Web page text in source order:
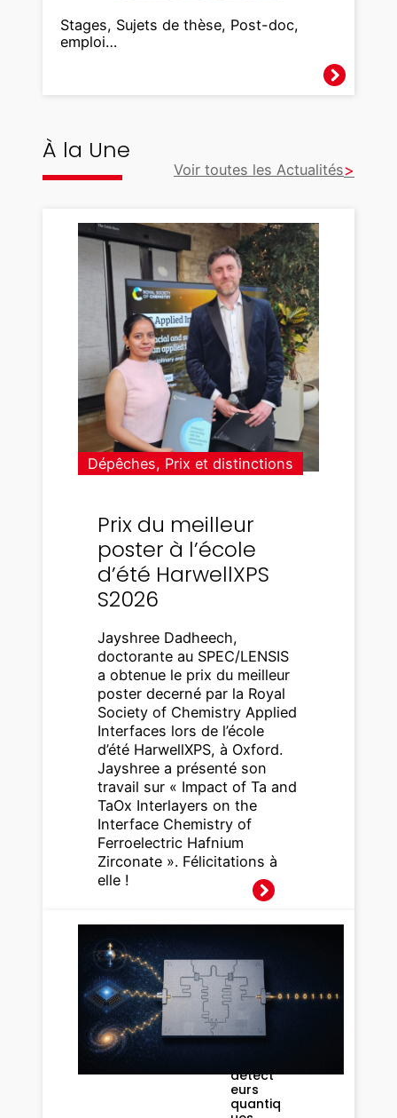
Stages, Sujets de thèse, Post-doc,
emploi…
À la Une
Voir toutes les Actualités
Dépêches, Prix et distinctions
Prix du meilleur
poster à l’école
d’été HarwellXPS
S2026
Jayshree Dadheech,
doctorante au SPEC/LENSIS
a obtenue le prix du meilleur
poster decerné par la Royal
Society of Chemistry Applied
Interfaces lors de l’école
d’été HarwellXPS, à Oxford.
Jayshree a présenté son
travail sur « Impact of Ta and
TaOx Interlayers on the
Interface Chemistry of
Ferroelectric Hafnium
Zirconate ». Félicitations à
elle !
uSENSE :
un ERC
PoC
pour
prépar
er
détect
eurs
quantiq